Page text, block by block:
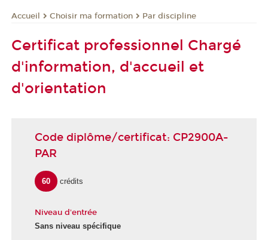
Accueil Choisir ma formation Par discipline
Certificat professionnel Chargé
d'information, d'accueil et
d'orientation
Code diplôme/certificat: CP2900A-
PAR
60 crédits
Niveau d'entrée
Sans niveau spécifique